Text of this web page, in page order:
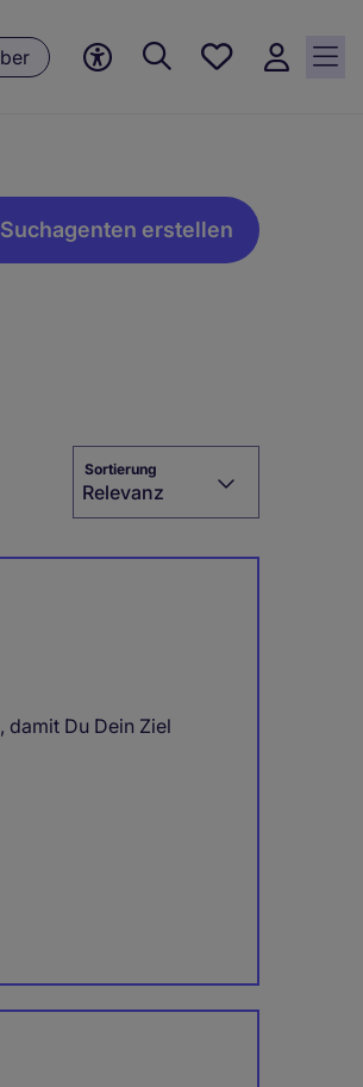
Meine
Suchagenten erstellen
Sortierung
Relevanz
damit Du Dein Ziel